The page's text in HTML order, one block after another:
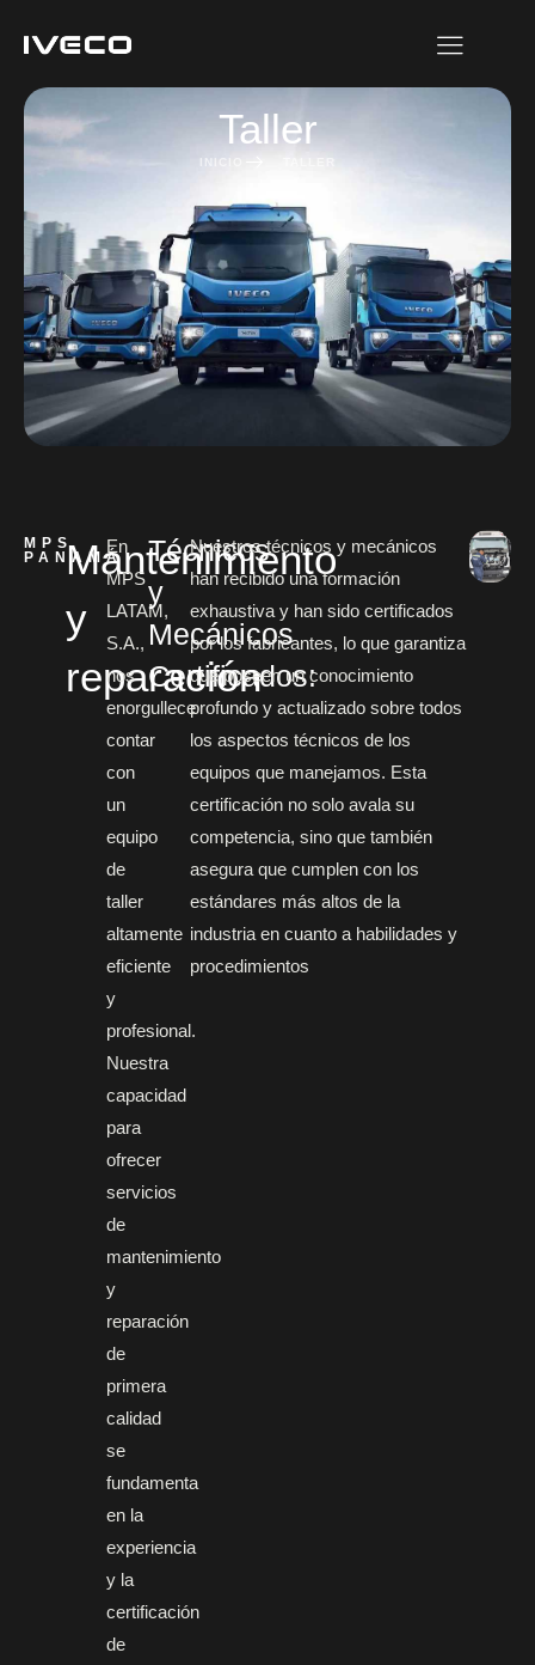
Taller
INICIO
MPS
PANAMÁ
Mantenimiento
y
reparación
En
MPS
LATAM,
S.A.,
nos
enorgullece
contar
con
un
equipo
de
taller
altamente
eficiente
y
profesional.
Nuestra
capacidad
para
ofrecer
servicios
de
mantenimiento
y
reparación
de
primera
calidad
se
fundamenta
en la
experiencia
y la
certificación
de
Técnicos
y
Mecánicos
Certificados:
Nuestros técnicos y mecánicos
han recibido una formación
exhaustiva y han sido certificados
por los fabricantes, lo que garantiza
que poseen un conocimiento
profundo y actualizado sobre todos
los aspectos técnicos de los
equipos que manejamos. Esta
certificación no solo avala su
competencia, sino que también
asegura que cumplen con los
estándares más altos de la
industria en cuanto a habilidades y
procedimientos